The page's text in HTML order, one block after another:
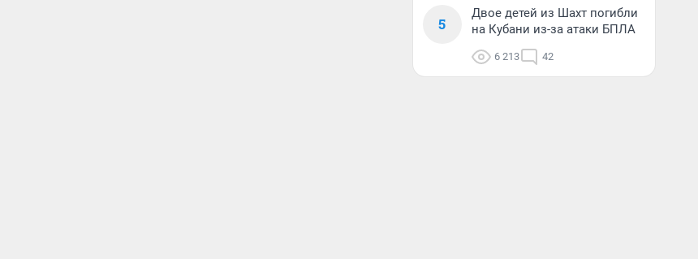
5
Двое детей из Шахт погибли
на Кубани из-за атаки БПЛА
6 213 42